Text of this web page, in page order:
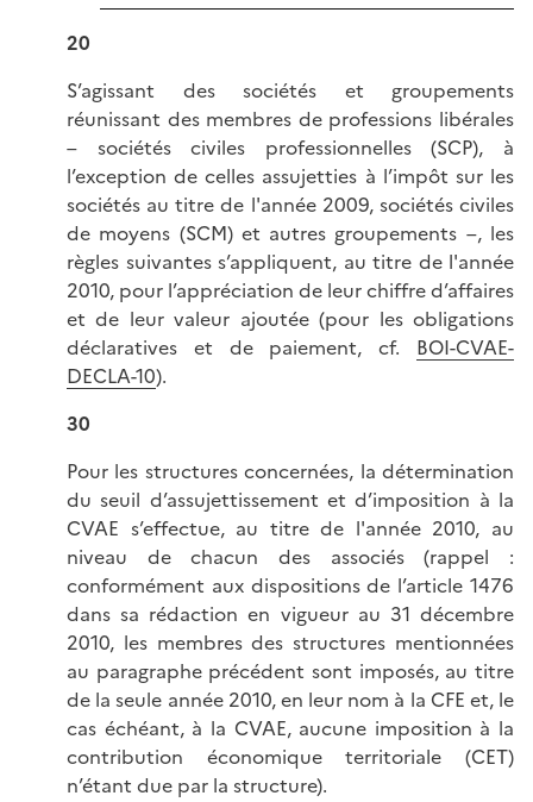
20
S’agissant des sociétés et groupements
réunissant des membres de professions libérales
– sociétés civiles professionnelles (SCP), à
l’exception de celles assujetties à l’impôt sur les
sociétés au titre de l'année 2009, sociétés civiles
de moyens (SCM) et autres groupements –, les
règles suivantes s’appliquent, au titre de l'année
2010, pour l’appréciation de leur chiffre d’affaires
et de leur valeur ajoutée (pour les obligations
déclaratives et de paiement, cf. BOI-CVAE-
DECLA-10).
30
Pour les structures concernées, la détermination
du seuil d’assujettissement et d’imposition à la
CVAE s’effectue, au titre de l'année 2010, au
niveau de chacun des associés (rappel :
conformément aux dispositions de l’article 1476
dans sa rédaction en vigueur au 31 décembre
2010, les membres des structures mentionnées
au paragraphe précédent sont imposés, au titre
de la seule année 2010, en leur nom à la CFE et, le
cas échéant, à la CVAE, aucune imposition à la
contribution économique territoriale (CET)
n’étant due par la structure).